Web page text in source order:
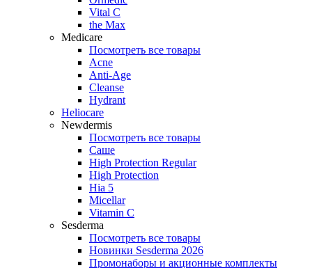
Vital C
the Max
Medicare
Посмотреть все товары
Acne
Anti‑Age
Cleanse
Hydrant
Heliocare
Newdermis
Посмотреть все товары
Саше
High Protection Regular
High Protection
Hia 5
Micellar
Vitamin C
Sesderma
Посмотреть все товары
Новинки Sesderma 2026
Промонаборы и акционные комплекты